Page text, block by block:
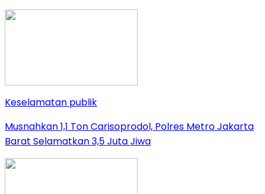
Keselamatan publik
Musnahkan 1,1 Ton Carisoprodol, Polres Metro Jakarta
Barat Selamatkan 3,5 Juta Jiwa